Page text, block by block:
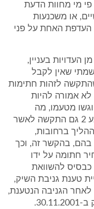
מי מחוות הדעת
או משכנעות
העדפת האחת על פני
העדויות בעניין,
של הנתבע 2. התרשמתי שאין לקבל
לזהות חתימות
אמורה להיות
מטעמו, מה
שמלמד על הכחשה גורפת. הנתבע 2 גם התקשה לאשר
ברחובות,
בהם, בהקשר זה, וכך
חתומה על ידו
כבסיס להשוואת
טענת גניבת השיק,
הגניבה הנטענת,